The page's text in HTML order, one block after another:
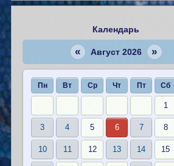
Календарь
« Август 2026 »
Пн Вт Ср Чт Пт Сб
1
3 4 5 6 7 8
10 11 12 13 14 15